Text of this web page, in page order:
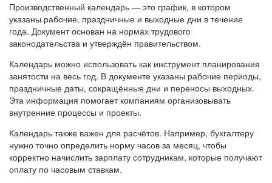
Производственный календарь — это график, в котором
указаны рабочие, праздничные и выходные дни в течение
года. Документ основан на нормах трудового
законодательства и утверждён правительством.
Календарь можно использовать как инструмент планирования
занятости на весь год. В документе указаны рабочие периоды,
праздничные даты, сокращённые дни и переносы выходных.
Эта информация помогает компаниям организовывать
внутренние процессы и проекты.
Календарь также важен для расчётов. Например, бухгалтеру
нужно точно определить норму часов за месяц, чтобы
корректно начислить зарплату сотрудникам, которые получают
оплату по часовым ставкам.